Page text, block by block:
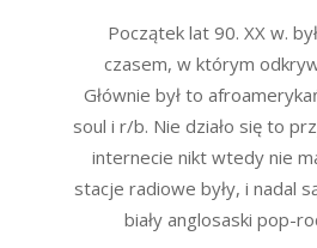
Początek lat 90. XX w.
czasem, w którym
Głównie był to
soul i r/b. Nie działo się to
internecie nikt wtedy nie
stacje radiowe były, i nadal
biały anglosaski pop-